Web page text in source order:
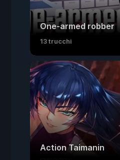
One-armed robber
13 trucchi
Action Taimanin